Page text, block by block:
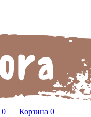
0 Корзина 0